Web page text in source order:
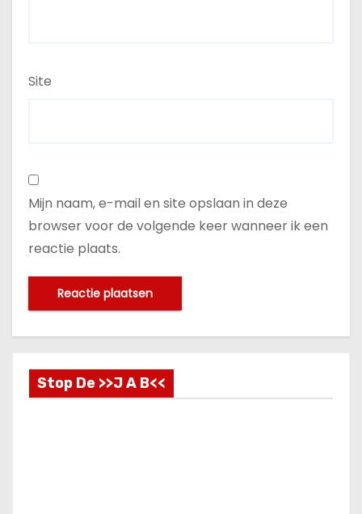
Site
Mijn naam, e-mail en site opslaan in deze
browser voor de volgende keer wanneer ik een
reactie plaats.
Stop De >>J A B<<